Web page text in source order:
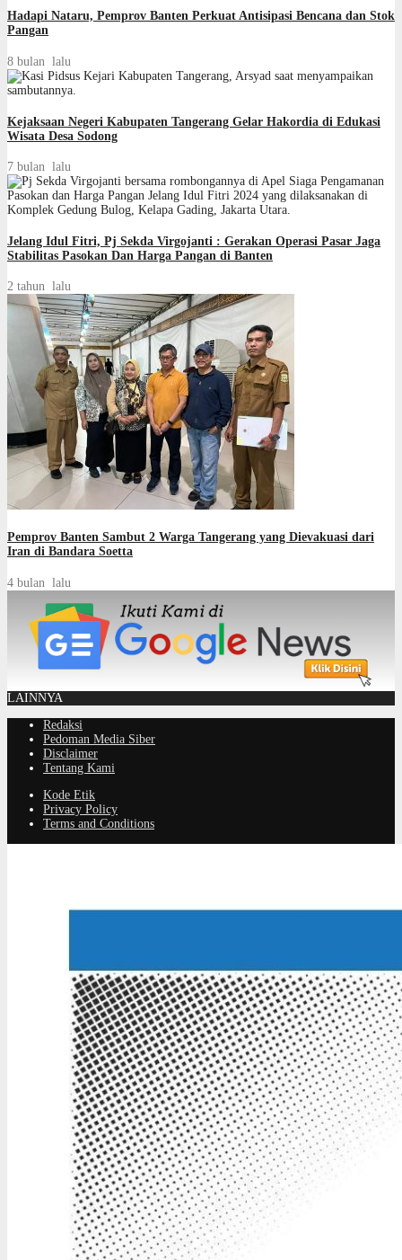
Hadapi Nataru, Pemprov Banten Perkuat Antisipasi Bencana dan Stok
Pangan
8 bulan lalu
Kejaksaan Negeri Kabupaten Tangerang Gelar Hakordia di Edukasi
Wisata Desa Sodong
7 bulan lalu
Jelang Idul Fitri, Pj Sekda Virgojanti : Gerakan Operasi Pasar Jaga
Stabilitas Pasokan Dan Harga Pangan di Banten
2 tahun lalu
Pemprov Banten Sambut 2 Warga Tangerang yang Dievakuasi dari
Iran di Bandara Soetta
4 bulan lalu
LAINNYA
Redaksi
Pedoman Media Siber
Disclaimer
Tentang Kami
Kode Etik
Privacy Policy
Terms and Conditions